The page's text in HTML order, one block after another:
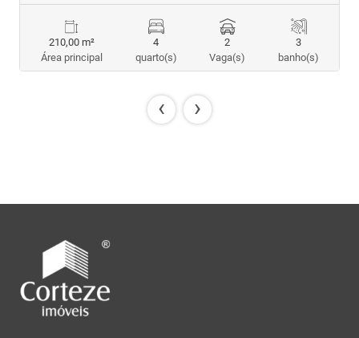
210,00 m²
Área principal
4
quarto(s)
2
Vaga(s)
3
banho(s)
‹ ›